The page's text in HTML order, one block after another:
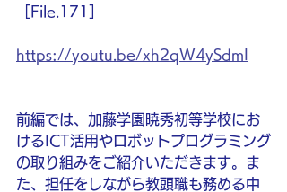
［File.171］
https://youtu.be/xh2qW4ySdmI
前編では、加藤学園暁秀初等学校にお
けるICT活用やロボットプログラミング
の取り組みをご紹介いただきます。ま
た、担任をしながら教頭職も務める中